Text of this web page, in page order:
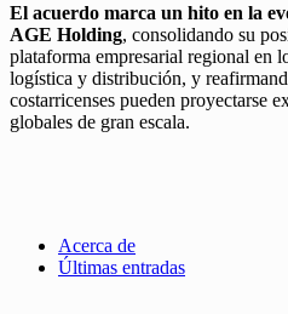
El acuerdo marca un hito en la
AGE Holding, consolidando su
plataforma empresarial regional en
logística y distribución, y
costarricenses pueden proyectarse
globales de gran escala.
Acerca de
Últimas entradas